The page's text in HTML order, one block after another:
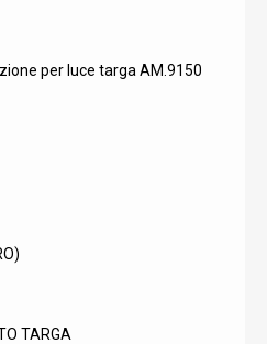
per luce targa AM.9150
TARGA